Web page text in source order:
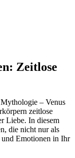
Zeitlose
– Venus
zeitlose
Liebe. In diesem
die nicht nur als
und Emotionen in Ihr